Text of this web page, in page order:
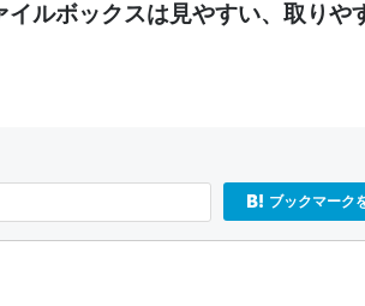
イルボックスは見やすい、取りや
ブックマーク